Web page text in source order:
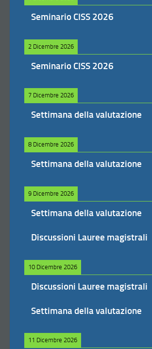
Seminario CISS 2026
2 Dicembre 2026
Seminario CISS 2026
7 Dicembre 2026
Settimana della valutazione
8 Dicembre 2026
Settimana della valutazione
9 Dicembre 2026
Settimana della valutazione
Discussioni Lauree magistrali
10 Dicembre 2026
Discussioni Lauree magistrali
Settimana della valutazione
11 Dicembre 2026